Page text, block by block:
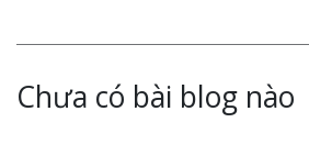
Chưa có bài blog nào